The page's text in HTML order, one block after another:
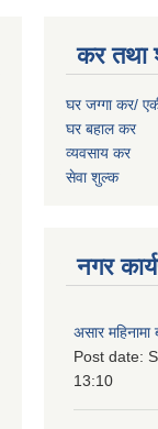
कर तथा
घर जग्गा कर/
घर बहाल कर
व्यवसाय कर
सेवा शुल्क
नगर
असार महिनामा
Post date:
13:10